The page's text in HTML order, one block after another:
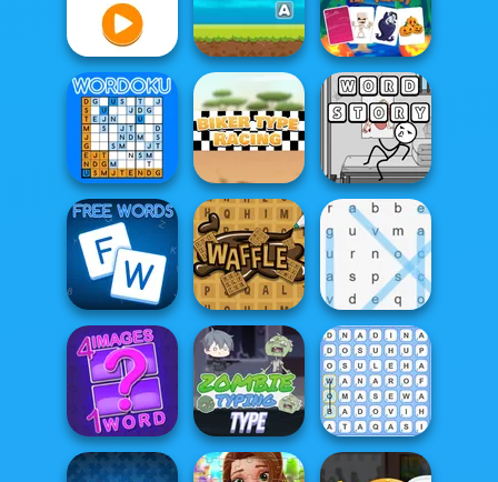
Correct Word
School Word
Search
Word Game
Draw Racing
Flappy Parrot
With Create
Word...
Halloween
Memory
Wordoku Biker Type Racing Word Story
Free Words Waffle Words Word Search